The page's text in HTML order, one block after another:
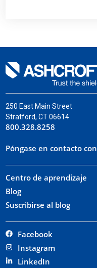
250 East Main Street
Stratford, CT 06614
800.328.8258
Póngase en contacto con
Centro de aprendizaje
Blog
Suscribirse al blog
Facebook
Instagram
LinkedIn